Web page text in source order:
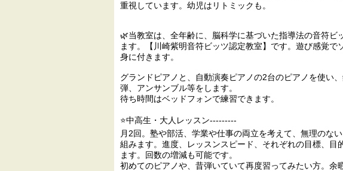
重視しています。幼児はリトミックも。
🌿当教室は、全年齢に、脳科学に基づいた指導法の音符ビ
ます。【川崎紫明音符ビッツ認定教室】です。遊び感覚で
身に付きます。
グランドピアノと、自動演奏ピアノの2台のピアノを使い
弾、アンサンブル等をします。
待ち時間はベッドフォンで練習できます。
⭐中高生・大人レッスン---------
月2回。塾や部活、学業や仕事の両立を考えて、無理のな
組みます。進度、レッスンスピード、それぞれの目標、目
ます。回数の増減も可能です。
初めてのピアノや、昔弾いていて再度習ってみたい方。余